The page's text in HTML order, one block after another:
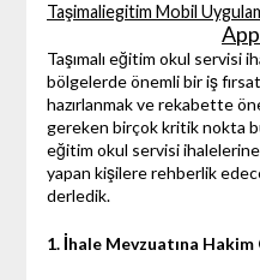
Taşimaliegitim Mobil
Taşımalı eğitim okul servisi
bölgelerde önemli bir iş
hazırlanmak ve rekabette
gereken birçok kritik nokta
eğitim okul servisi ihalelerine
yapan kişilere rehberlik
derledik.
1. İhale Mevzuatına Hakim